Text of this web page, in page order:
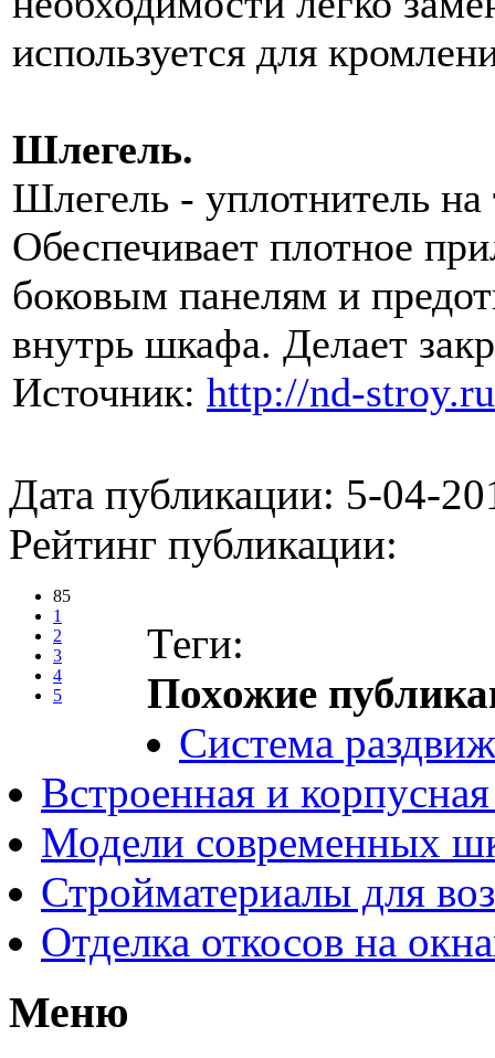
используется для
Шлегель.
Шлегель - уплотнитель
Обеспечивает плотное
боковым панелям и
внутрь шкафа. Делает
Источник: http://nd-stroy.ru
Дата публикации: 5-04-
Рейтинг публикации:
85
1
2
3
4
5
Теги:
Похожие
Система
Встроенная и
Модели современных
Стройматериалы для
Отделка откосов на
Меню